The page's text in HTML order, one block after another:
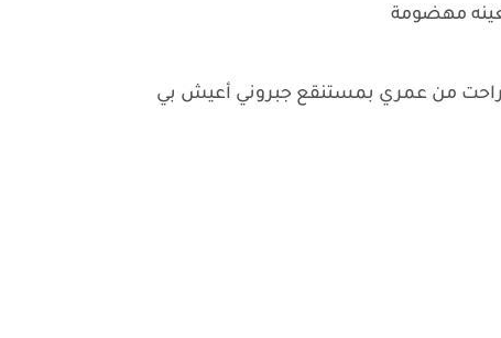
مهضومة
من عمري بمستنقع جبروني أعيش بي